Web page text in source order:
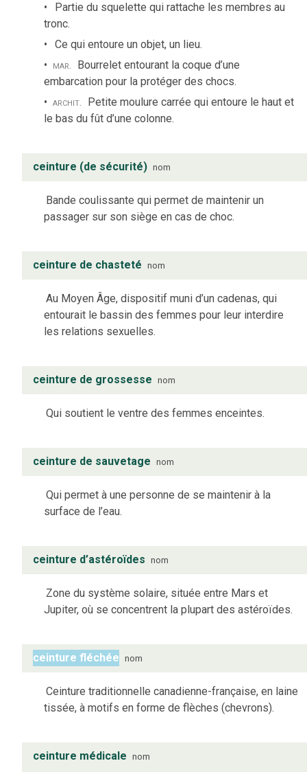
Partie du squelette qui rattache les membres au
tronc.
Ce qui entoure un objet, un lieu.
mar. Bourrelet entourant la coque d’une
embarcation pour la protéger des chocs.
archit. Petite moulure carrée qui entoure le haut et
le bas du fût d’une colonne.
ceinture (de sécurité) nom
Bande coulissante qui permet de maintenir un
passager sur son siège en cas de choc.
ceinture de chasteté nom
Au Moyen Âge, dispositif muni d’un cadenas, qui
entourait le bassin des femmes pour leur interdire
les relations sexuelles.
ceinture de grossesse nom
Qui soutient le ventre des femmes enceintes.
ceinture de sauvetage nom
Qui permet à une personne de se maintenir à la
surface de l’eau.
ceinture d’astéroïdes nom
Zone du système solaire, située entre Mars et
Jupiter, où se concentrent la plupart des astéroïdes.
ceinture fléchée nom
Ceinture traditionnelle canadienne-française, en laine
tissée, à motifs en forme de flèches (chevrons).
ceinture médicale nom